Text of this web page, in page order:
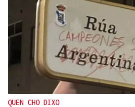
QUEN CHO DIXO